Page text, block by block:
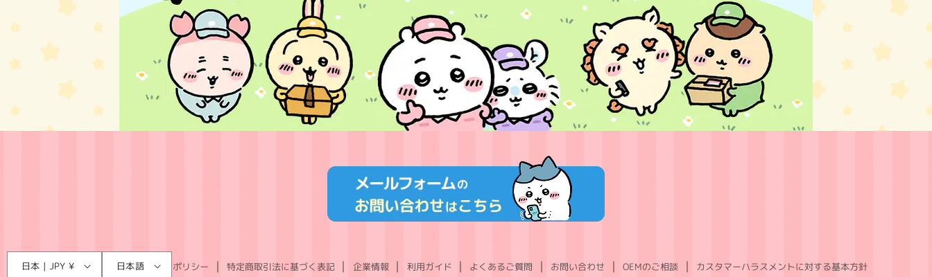
利用規約 プライバシーポリシー 特定商取引法に基づく表記 企業情報 利用ガイド よくあるご質問 お問い合わせ OEMのご相談 カスタマーハラスメントに対する基本方針
日本 | JPY ¥ 日本語